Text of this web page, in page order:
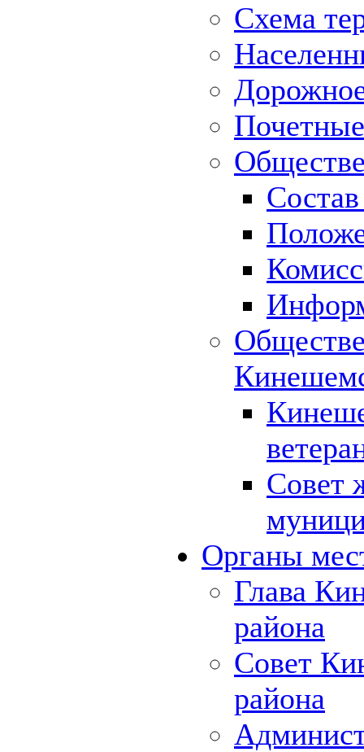
Схема
Совет
Органы
Глава
района
Совет
района